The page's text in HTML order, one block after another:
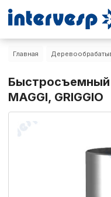
Главная
Быстросъемный
MAGGI, GRIGGIO